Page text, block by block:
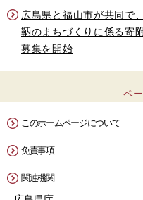
広島県と福山市が共同で、
鞆のまちづくりに係る寄
募集を開始
ペ
このホームページについて
免責事項
関連機関